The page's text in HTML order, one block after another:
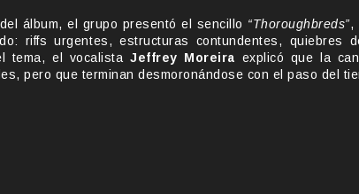
álbum, el grupo presentó el sencillo “Thoroughbreds”,
riffs urgentes, estructuras contundentes, quiebres
tema, el vocalistaJeffrey Moreira explicó que la
pero que terminan desmoronándose con el paso del